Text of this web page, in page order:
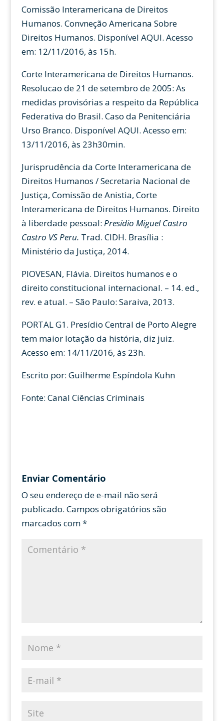
Comissão Interamericana de Direitos
Humanos. Convneção Americana Sobre
Direitos Humanos. Disponível AQUI. Acesso
em: 12/11/2016, às 15h.
Corte Interamericana de Direitos Humanos.
Resolucao de 21 de setembro de 2005: As
medidas provisórias a respeito da República
Federativa do Brasil. Caso da Penitenciária
Urso Branco. Disponível AQUI. Acesso em:
13/11/2016, às 23h30min.
Jurisprudência da Corte Interamericana de
Direitos Humanos / Secretaria Nacional de
Justiça, Comissão de Anistia, Corte
Interamericana de Direitos Humanos. Direito
à liberdade pessoal: Presídio Miguel Castro
Castro VS Peru. Trad. CIDH. Brasília :
Ministério da Justiça, 2014.
PIOVESAN, Flávia. Direitos humanos e o
direito constitucional internacional. – 14. ed.,
rev. e atual. – São Paulo: Saraiva, 2013.
PORTAL G1. Presídio Central de Porto Alegre
tem maior lotação da história, diz juiz.
Acesso em: 14/11/2016, às 23h.
Escrito por: Guilherme Espíndola Kuhn
Fonte: Canal Ciências Criminais
Enviar Comentário
O seu endereço de e-mail não será
publicado. Campos obrigatórios são
marcados com*